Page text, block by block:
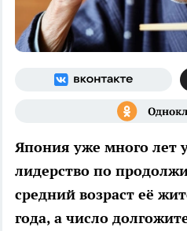
Япония уже много лет
лидерство по
средний возраст её
года, а число